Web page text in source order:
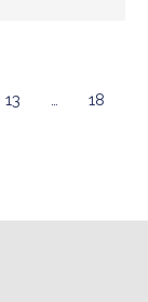
13 …
18